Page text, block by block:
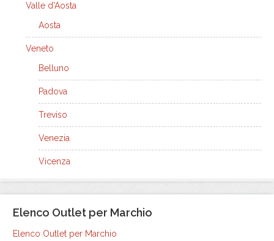
Valle d'Aosta
Aosta
Veneto
Belluno
Padova
Treviso
Venezia
Vicenza
Elenco Outlet per Marchio
Elenco Outlet per Marchio